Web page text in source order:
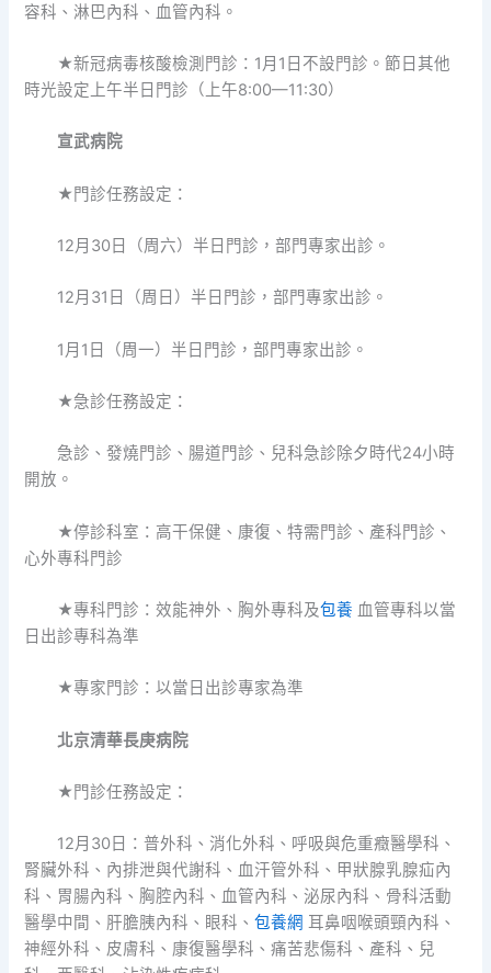
容科、淋巴內科、血管內科。
★新冠病毒核酸檢測門診：1月1日不設門診。節日其他
時光設定上午半日門診（上午8:00—11:30）
宣武病院
★門診任務設定：
12月30日（周六）半日門診，部門專家出診。
12月31日（周日）半日門診，部門專家出診。
1月1日（周一）半日門診，部門專家出診。
★急診任務設定：
急診、發燒門診、腸道門診、兒科急診除夕時代24小時
開放。
★停診科室：高干保健、康復、特需門診、產科門診、
心外專科門診
★專科門診：效能神外、胸外專科及包養 血管專科以當
日出診專科為準
★專家門診：以當日出診專家為準
北京清華長庚病院
★門診任務設定：
12月30日：普外科、消化外科、呼吸與危重癥醫學科、
腎臟外科、內排泄與代謝科、血汗管外科、甲狀腺乳腺疝內
科、胃腸內科、胸腔內科、血管內科、泌尿內科、骨科活動
醫學中間、肝膽胰內科、眼科、包養網 耳鼻咽喉頭頸內科、
神經外科、皮膚科、康復醫學科、痛苦悲傷科、產科、兒